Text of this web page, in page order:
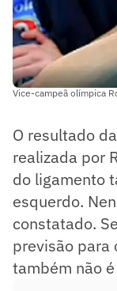
Vice-campeã olímpica
O resultado
realizada por
do ligamento
esquerdo.
constatado.
previsão para
também não